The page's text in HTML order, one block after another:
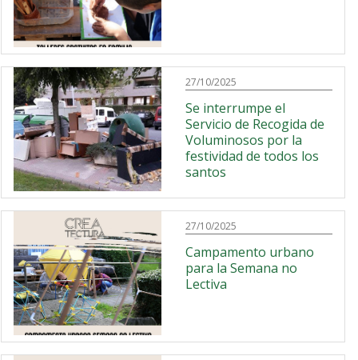
27/10/2025
Se interrumpe el
Servicio de Recogida de
Voluminosos por la
festividad de todos los
santos
27/10/2025
Campamento urbano
para la Semana no
Lectiva